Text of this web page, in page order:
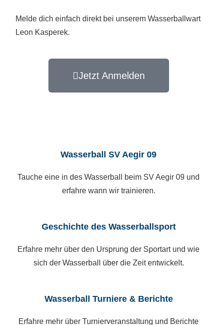
Melde dich einfach direkt bei unserem Wasserballwart
Leon Kasperek.
Jetzt Anmelden
Wasserball SV Aegir 09
Tauche eine in des Wasserball beim SV Aegir 09 und
erfahre wann wir trainieren.
Geschichte des Wasserballsport
Erfahre mehr über den Ursprung der Sportart und wie
sich der Wasserball über die Zeit entwickelt.
Wasserball Turniere & Berichte
Erfahre mehr über Turnierveranstaltung und Berichte